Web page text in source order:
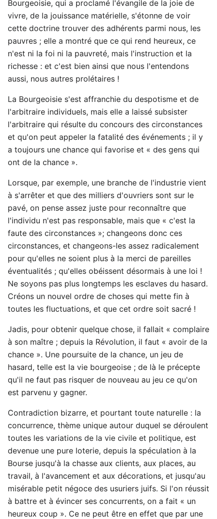
Bourgeoisie, qui a proclamé l'évangile de la joie de
vivre, de la jouissance matérielle, s'étonne de voir
cette doctrine trouver des adhérents parmi nous, les
pauvres ; elle a montré que ce qui rend heureux, ce
n'est ni la foi ni la pauvreté, mais l'instruction et la
richesse : et c'est bien ainsi que nous l'entendons
aussi, nous autres prolétaires !
La Bourgeoisie s'est affranchie du despotisme et de
l'arbitraire individuels, mais elle a laissé subsister
l'arbitraire qui résulte du concours des circonstances
et qu'on peut appeler la fatalité des événements ; il y
a toujours une chance qui favorise et « des gens qui
ont de la chance ».
Lorsque, par exemple, une branche de l'industrie vient
à s'arrêter et que des milliers d'ouvriers sont sur le
pavé, on pense assez juste pour reconnaître que
l'individu n'est pas responsable, mais que « c'est la
faute des circonstances »; changeons donc ces
circonstances, et changeons-les assez radicalement
pour qu'elles ne soient plus à la merci de pareilles
éventualités ; qu'elles obéissent désormais à une loi !
Ne soyons pas plus longtemps les esclaves du hasard.
Créons un nouvel ordre de choses qui mette fin à
toutes les fluctuations, et que cet ordre soit sacré !
Jadis, pour obtenir quelque chose, il fallait « complaire
à son maître ; depuis la Révolution, il faut « avoir de la
chance ». Une poursuite de la chance, un jeu de
hasard, telle est la vie bourgeoise ; de là le précepte
qu'il ne faut pas risquer de nouveau au jeu ce qu'on
est parvenu y gagner.
Contradiction bizarre, et pourtant toute naturelle : la
concurrence, thème unique autour duquel se déroulent
toutes les variations de la vie civile et politique, est
devenue une pure loterie, depuis la spéculation à la
Bourse jusqu'à la chasse aux clients, aux places, au
travail, à l'avancement et aux décorations, et jusqu'au
misérable petit négoce des usuriers juifs. Si l'on réussit
à battre et à évincer ses concurrents, on a fait « un
heureux coup ». Ce ne peut être en effet que par une